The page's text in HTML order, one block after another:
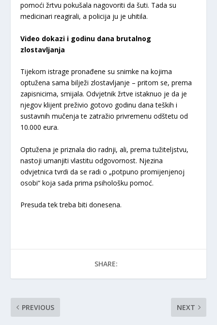
pomoći žrtvu pokušala nagovoriti da šuti. Tada su
medicinari reagirali, a policija ju je uhitila.
Video dokazi i godinu dana brutalnog
zlostavljanja
Tijekom istrage pronađene su snimke na kojima
optužena sama bilježi zlostavljanje – pritom se, prema
zapisnicima, smijala. Odvjetnik žrtve istaknuo je da je
njegov klijent preživio gotovo godinu dana teških i
sustavnih mučenja te zatražio privremenu odštetu od
10.000 eura.
Optužena je priznala dio radnji, ali, prema tužiteljstvu,
nastoji umanjiti vlastitu odgovornost. Njezina
odvjetnica tvrdi da se radi o „potpuno promijenjenoj
osobi“ koja sada prima psihološku pomoć.
Presuda tek treba biti donesena.
SHARE:
PREVIOUS NEXT